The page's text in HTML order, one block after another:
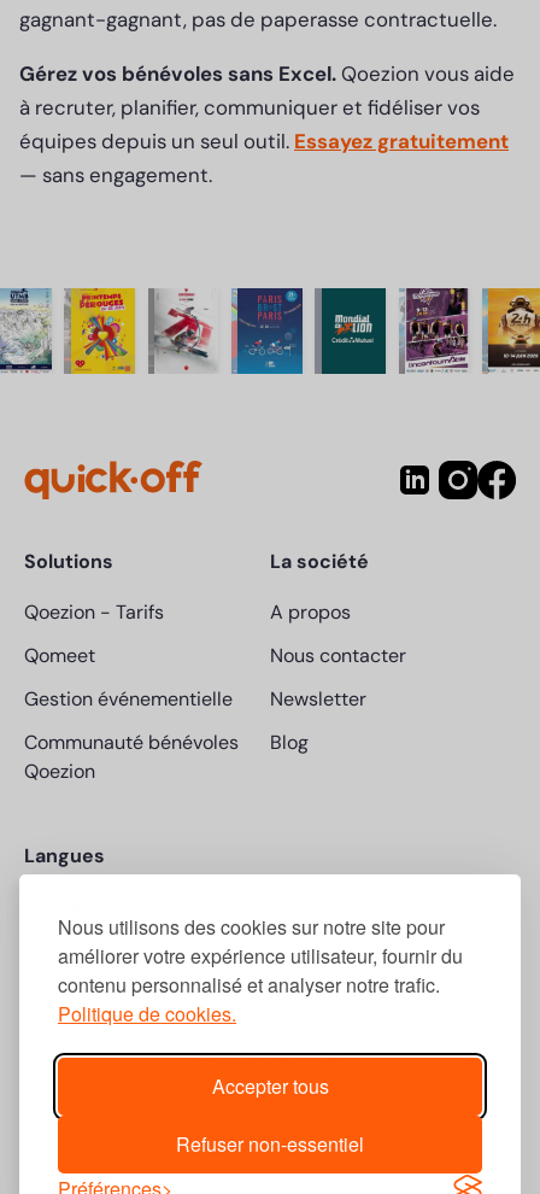
Nous utilisons des cookies sur notre site pour
améliorer votre expérience utilisateur, fournir du
contenu personnalisé et analyser notre trafic.
Politique de cookies.
Accepter tous
Refuser non-essentiel
gagnant-gagnant, pas de paperasse contractuelle.
Gérez vos bénévoles sans Excel.Qoezion vous aide
à recruter, planifier, communiquer et fidéliser vos
équipes depuis un seul outil. Essayez gratuitement
— sans engagement.
Solutions
Qoezion - Tarifs
Qomeet
Gestion événementielle
Communauté bénévoles
Qoezion
La société
A propos
Nous contacter
Newsletter
Blog
Langues
Français
© 2026 Quick-Off
Mentions légales
Politique de confidentialité